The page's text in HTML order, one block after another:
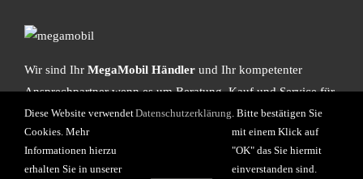
Wir sind Ihr MegaMobil Händler und Ihr kompetenter
Ansprechpartner wenn es um Beratung, Kauf und Service für
hochwertige Kastenwagen vonMegaMobilgeht.
Diese Website verwendet
Cookies. Mehr
Informationen hierzu
erhalten Sie in unserer
Datenschutzerklärung. Bitte bestätigen Sie
mit einem Klick auf
"OK" das Sie hiermit
einverstanden sind.